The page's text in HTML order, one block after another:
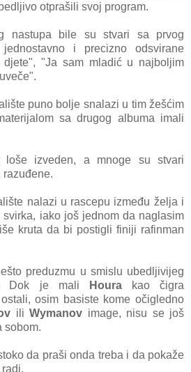
otprašili svoj program.
nastupa bile su stvari sa prvog
i precizno odsvirane
djete", "Ja sam mladić u najboljim
puno bolje snalazi u tim žešćim
sa drugog albuma imali
izveden, a mnoge su stvari
razuđene.
nalazi u rascepu između želja i
iako još jednom da naglasim
kruta da bi postigli finiji rafinman
preduzmu u smislu ubedljivijeg
Dok je mali
Houra
kao čigra
osim basiste kome očigledno
ili Wymanov image, nisu se još
sobom.
da praši onda treba i da pokaže